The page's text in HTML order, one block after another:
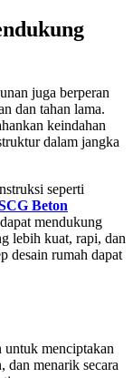
juga berperan
dan tahan lama.
keindahan
dalam jangka
seperti
Beton
mendukung
lebih kuat, rapi, dan
desain rumah dapat
menciptakan
dan menarik secara